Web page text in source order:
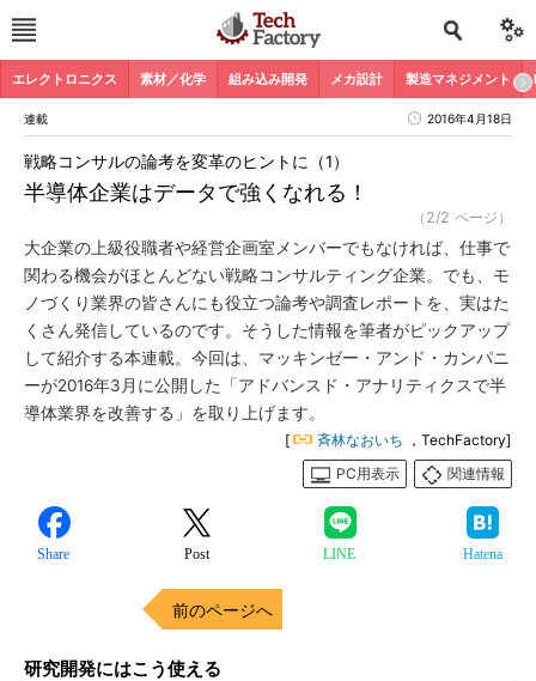
エレクトロニクス 素材／化学 組み込み開発 メカ設計 製造マネジメント
連載 2016年4月18日
半導体企業はデータで強くなれる！
戦略コンサルの論考を変革のヒントに（1）
（2/2 ページ）
大企業の上級役職者や経営企画室メンバーでもなければ、仕事で
関わる機会がほとんどない戦略コンサルティング企業。でも、モ
ノづくり業界の皆さんにも役立つ論考や調査レポートを、実はた
くさん発信しているのです。そうした情報を筆者がピックアップ
して紹介する本連載。今回は、マッキンゼー・アンド・カンパニ
ーが2016年3月に公開した「アドバンスド・アナリティクスで半
導体業界を改善する」を取り上げます。
[ 斉林なおいち ，TechFactory]
PC用表示
関連情報
Share Post LINE Hatena
前のページへ
研究開発にはこう使える